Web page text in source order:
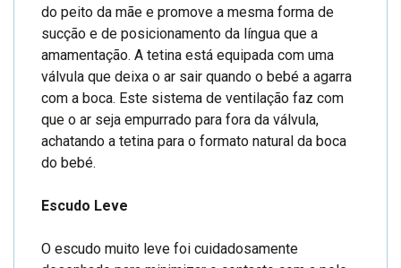
do peito da mãe e promove a mesma forma de
sucção e de posicionamento da língua que a
amamentação. A tetina está equipada com uma
válvula que deixa o ar sair quando o bebé a agarra
com a boca. Este sistema de ventilação faz com
que o ar seja empurrado para fora da válvula,
achatando a tetina para o formato natural da boca
do bebé.
Escudo Leve
O escudo muito leve foi cuidadosamente